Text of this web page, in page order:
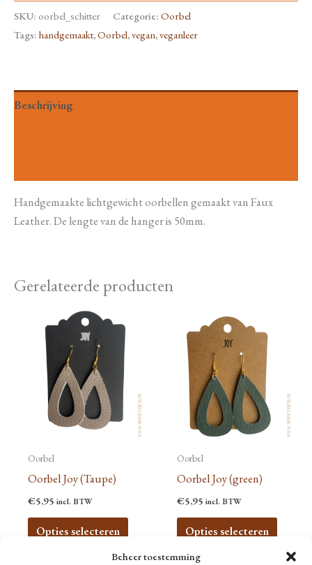
Beheer toestemming
aantal
SKU: oorbel_schitter Categorie: Oorbel
Tags: handgemaakt,Oorbel,vegan,veganleer
Beschrijving
Handgemaakte lichtgewicht oorbellen gemaakt van Faux
Leather. De lengte van de hanger is 50mm.
Gerelateerde producten
Oorbel
Oorbel Joy (Taupe)
€5,95 incl. BTW
Opties selecteren
Dit
product
heeft
Oorbel
Oorbel Joy (green)
€5,95 incl. BTW
Opties selecteren
Dit
heeft